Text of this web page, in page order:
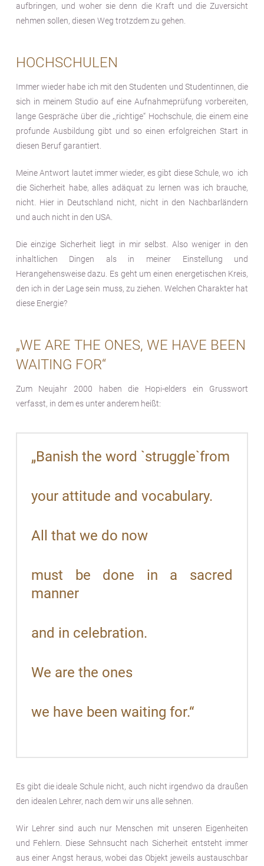
aufbringen, und woher sie denn die Kraft und die Zuversicht
nehmen sollen, diesen Weg trotzdem zu gehen.
HOCHSCHULEN
Immer wieder habe ich mit den Studenten und Studentinnen, die
sich in meinem Studio auf eine Aufnahmeprüfung vorbereiten,
lange Gespräche über die „‚richtige“ Hochschule, die einem eine
profunde Ausbildung gibt und so einen erfolgreichen Start in
diesen Beruf garantiert.
Meine Antwort lautet immer wieder, es gibt diese Schule, wo ich
die Sicherheit habe, alles adäquat zu lernen was ich brauche,
nicht. Hier in Deutschland nicht, nicht in den Nachbarländern
und auch nicht in den USA.
Die einzige Sicherheit liegt in mir selbst. Also weniger in den
inhaltlichen Dingen als in meiner Einstellung und
Herangehensweise dazu. Es geht um einen energetischen Kreis,
den ich in der Lage sein muss, zu ziehen. Welchen Charakter hat
diese Energie?
„WE ARE THE ONES, WE HAVE BEEN
WAITING FOR“
Zum Neujahr 2000 haben die Hopi-elders ein Grusswort
verfasst, in dem es unter anderem heißt:
„Banish the word `struggle`from
your attitude and vocabulary.
All that we do now
must be done in a sacred
manner
and in celebration.
We are the ones
we have been waiting for.“
Es gibt die ideale Schule nicht, auch nicht irgendwo da draußen
den idealen Lehrer, nach dem wir uns alle sehnen.
Wir Lehrer sind auch nur Menschen mit unseren Eigenheiten
und Fehlern. Diese Sehnsucht nach Sicherheit entsteht immer
aus einer Angst heraus, wobei das Objekt jeweils austauschbar